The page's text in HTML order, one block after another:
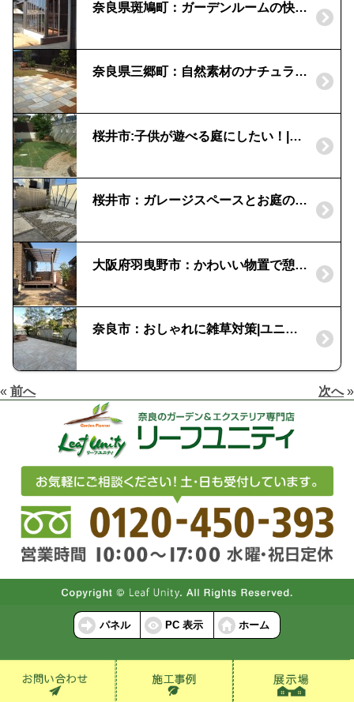
奈良県斑鳩町：ガーデンルームの快適ライフ｜リビングガーデン
奈良県三郷町：自然素材のナチュラルガーデン｜レンガ積の花壇と自然石貼り
桜井市:子供が遊べる庭にしたい！|芝生とレンガの砂場
桜井市：ガレージスペースとお庭のリフォーム｜千本格子でめかくし
大阪府羽曳野市：かわいい物置で憩いの庭｜カンナキュート
奈良市：おしゃれに雑草対策|ユニソン『バレリア』
« 前へ 次へ»
パネル PC 表示 ホーム